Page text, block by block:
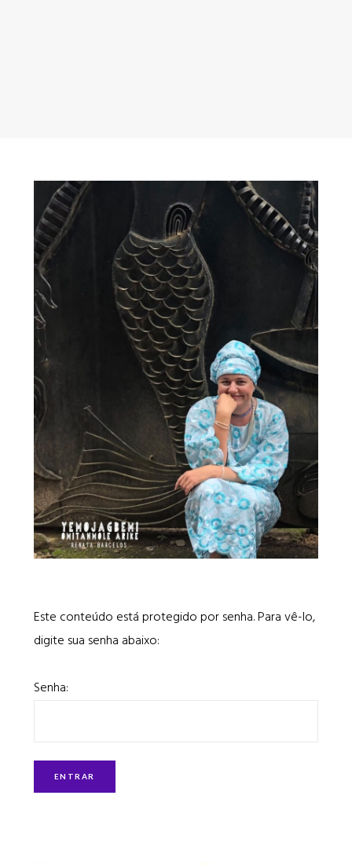
Este conteúdo está protegido por senha. Para vê-lo,
digite sua senha abaixo:
Senha: